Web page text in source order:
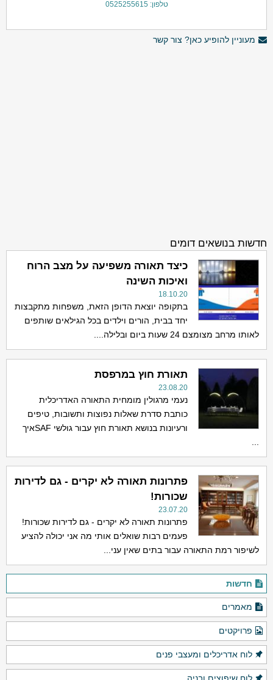
טלפון: 0525255615
מעוניין להופיע כאן? צור קשר
חדשות בנושאים דומים
כיצד תאורה משפיעה על מצב הרוח
ואיכות השינה
18.10.20
בתקופה יוצאת הדופן הזאת, משפחות מתקבצות
יחד בבית, הורים וילדים בכל הגילאים שותפים
לאותו מרחב מצומצם 24 שעות ביום ובלילה....
תאורת חוץ במרפסת
23.08.20
נעמי מרגולין מומחית התאורה האדריכלית
כותבת סדרת שאלות נפוצות ותשובות, טיפים
ורעיונות בנושא תאורת חוץ עבור גולשי SAFאיך
פתרונות תאורה לא יקרים - גם לדירות
שכורות!
23.07.20
פתרונות תאורה לא יקרים - גם לדירות שכורות!
פעמים רבות שואלים אותי מה אני יכולה להציע
לשיפור רמת התאורה עבור בתים שאין עני...
חדשות
מאמרים
פרויקטים
לוח אדריכלים ומעצבי פנים